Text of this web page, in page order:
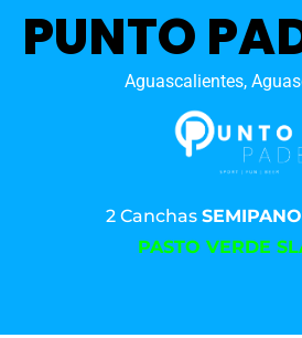
PUNTO
Aguascalientes,
2 Canchas
PASTO VERDE